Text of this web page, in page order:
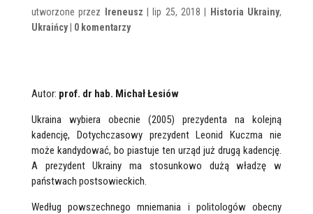
utworzone przez Ireneusz | lip 25, 2018 | Historia Ukrainy,
Ukraińcy| 0 komentarzy
Autor: prof. dr hab. Michał Łesiów
Ukraina wybiera obecnie (2005) prezydenta na kolejną
kadencję, Dotychczasowy prezydent Leonid Kuczma nie
może kandydować, bo piastuje ten urząd już drugą kadencję.
A prezydent Ukrainy ma stosunkowo dużą władzę w
państwach postsowieckich.
Według powszechnego mniemania i politologów obecny